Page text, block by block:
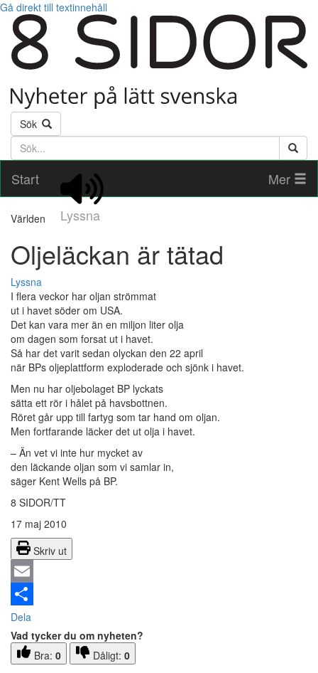
Gå direkt till textinnehåll
Sök
Söktext
Start
Lyssna
Mer
Världen
Oljeläckan är tätad
Lyssna
I flera veckor har oljan strömmat
ut i havet söder om USA.
Det kan vara mer än en miljon liter olja
om dagen som forsat ut i havet.
Så har det varit sedan olyckan den 22 april
när BPs oljeplattform exploderade och sjönk i havet.
Men nu har oljebolaget BP lyckats
sätta ett rör i hålet på havsbottnen.
Röret går upp till fartyg som tar hand om oljan.
Men fortfarande läcker det ut olja i havet.
– Än vet vi inte hur mycket av
den läckande oljan som vi samlar in,
säger Kent Wells på BP.
8 SIDOR/TT
17 maj 2010
Skriv ut
Email
Dela
Vad tycker du om nyheten?
Bra: 0 Dåligt: 0